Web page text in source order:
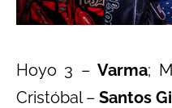
Hoyo 3 –Varma;
Cristóbal – Santos